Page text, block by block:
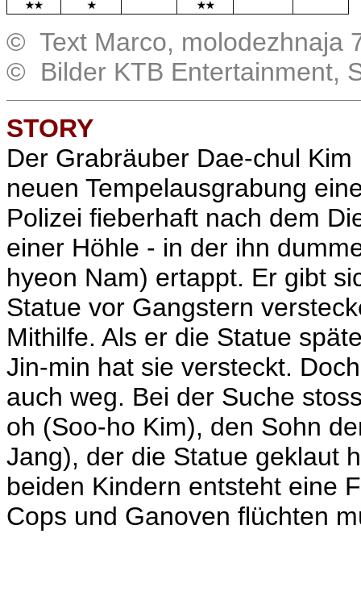
© Text Marco, molodezhnaja
© Bilder KTB Entertainment,
STORY
Der Grabräuber Dae-chul Kim
neuen Tempelausgrabung
Polizei fieberhaft nach dem
einer Höhle - in der ihn
hyeon Nam) ertappt. Er gibt
Statue vor Gangstern
Mithilfe. Als er die Statue
Jin-min hat sie versteckt.
auch weg. Bei der Suche
oh (Soo-ho Kim), den Sohn
Jang), der die Statue geklaut
beiden Kindern entsteht eine
Cops und Ganoven flüchten